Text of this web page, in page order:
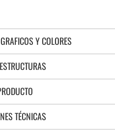
Y COLORES
TÉCNICAS